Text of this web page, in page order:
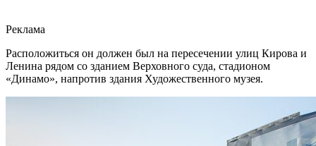
Реклама
Расположиться он должен был на пересечении улиц Кирова и
Ленина рядом со зданием Верховного суда, стадионом
«Динамо», напротив здания Художественного музея.